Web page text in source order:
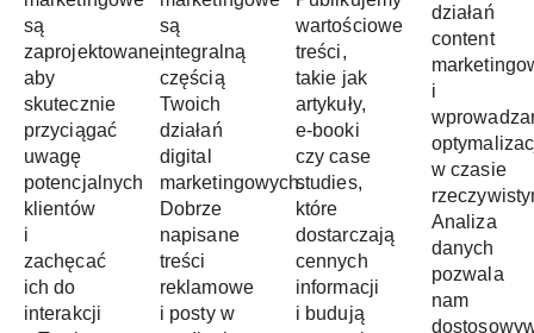
są
zaprojektowane,
aby
skutecznie
przyciągać
uwagę
potencjalnych
klientów
i
zachęcać
ich do
interakcji
są
integralną
częścią
Twoich
działań
digital
marketingowych.
Dobrze
napisane
treści
reklamowe
i posty w
wartościowe
treści,
takie jak
artykuły,
e-booki
czy case
studies,
które
dostarczają
cennych
informacji
i budują
działań
content
i
w czasie
Analiza
danych
pozwala
nam